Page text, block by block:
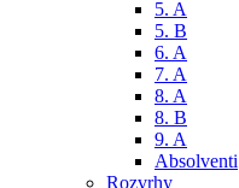
5. A
5. B
6. A
7. A
8. A
8. B
9. A
Absolventi
Rozvrhy